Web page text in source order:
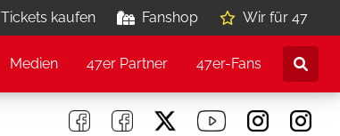
Tickets kaufen Fanshop Wir für 47
Medien 47er Partner 47er-Fans